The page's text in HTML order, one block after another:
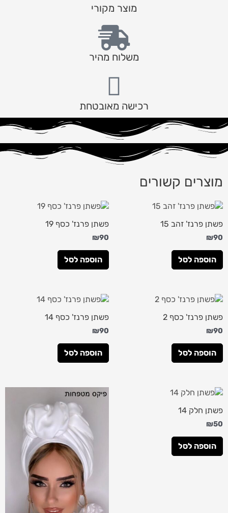
מוצר מקורי
משלוח מהיר
רכישה מאובטחת
מוצרים קשורים
פשתן פרנז' זהב 15
₪90
הוספה לסל
פשתן פרנז' כסף 19
₪90
הוספה לסל
פשתן פרנז' כסף 2
₪90
הוספה לסל
פשתן פרנז' כסף 14
₪90
הוספה לסל
פשתן חלק 14
₪50
הוספה לסל